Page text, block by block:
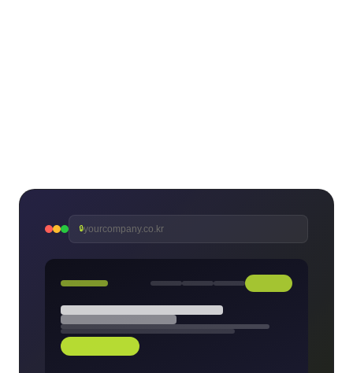
🔒yourcompany.co.kr